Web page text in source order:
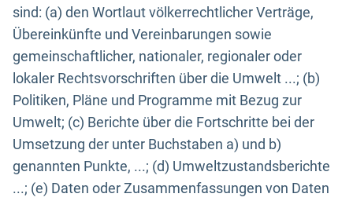
sind: (a) den Wortlaut völkerrechtlicher Verträge,
Übereinkünfte und Vereinbarungen sowie
gemeinschaftlicher, nationaler, regionaler oder
lokaler Rechtsvorschriften über die Umwelt ...; (b)
Politiken, Pläne und Programme mit Bezug zur
Umwelt; (c) Berichte über die Fortschritte bei der
Umsetzung der unter Buchstaben a) und b)
genannten Punkte, ...; (d) Umweltzustandsberichte
...; (e) Daten oder Zusammenfassungen von Daten